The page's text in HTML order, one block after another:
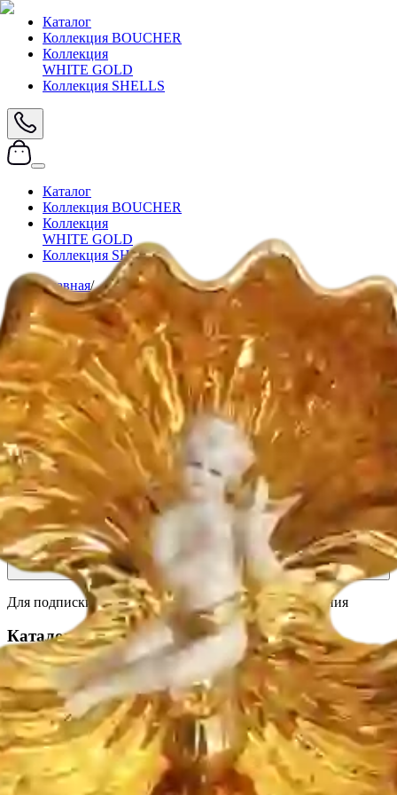
Каталог
Коллекция BOUCHER
Коллекция
WHITE GOLD
Коллекция SHELLS
Каталог
Коллекция BOUCHER
Коллекция
WHITE GOLD
Коллекция SHELLS
Главная/
Каталог/
тест2
тест3
тест3
Подписывайтесь!
Узнавайте свежую информацию о скидках и акциях первым.
Подписаться
Подписываясь на рассылку, Вы соглашаетесь на обработку данных
в соответствии с ФЗ РФ от 27.07.2006, №152 ФЗ "О персональных
Для подписки необходимо принять условия соглашения
Каталог
Коллекция BOUCHER
Коллекция WHITE GOLD
Коллекция SHELLS
Все товары
Информация